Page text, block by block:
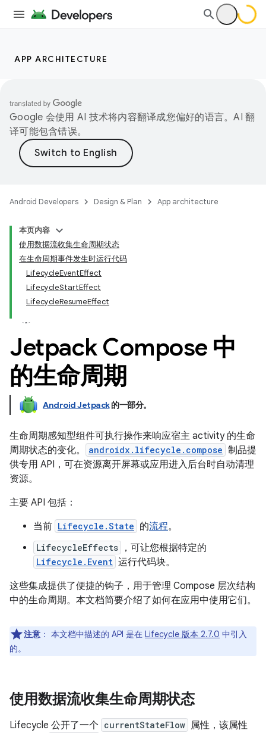
APP ARCHITECTURE
Google 会使用 AI 技术将内容翻译成您偏好的语言。AI 翻
译可能包含错误。
Android Developers Design & Plan App architecture
本页内容
使用数据流收集生命周期状态
在生命周期事件发生时运行代码
LifecycleEventEffect
LifecycleStartEffect
LifecycleResumeEffect
Jetpack Compose 中
的生命周期
Android Jetpack的一部分。
生命周期感知型组件可执行操作来响应宿主 activity 的生命
周期状态的变化。
androidx.lifecycle.compose 制品提
供专用 API，可在资源离开屏幕或应用进入后台时自动清理
资源。
主要 API 包括：
当前 Lifecycle.State 的流程。
LifecycleEffects ，可让您根据特定的
Lifecycle.Event 运行代码块。
这些集成提供了便捷的钩子，用于管理 Compose 层次结构
中的生命周期。本文档简要介绍了如何在应用中使用它们。
注意 ： 本文档中描述的 API 是在 Lifecycle 版本 2.7.0 中引入
的。
使用数据流收集生命周期状态
Lifecycle 公开了一个 currentStateFlow 属性，该属性